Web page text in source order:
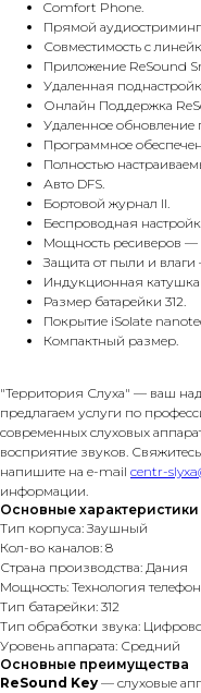
Comfort Phone.
Прямой
Совместимость с
Приложение ReSound
Удаленная
Онлайн Поддержка
Удаленное
Программное
Полностью
Авто DFS.
Бортовой журнал II.
Беспроводная
Мощность ресиверов —
Защита от пыли и
Индукционная
Размер батарейки 312.
Покрытие iSolate
Компактный размер.
"Территория Слуха" — ваш
предлагаем услуги по
современных слуховых
восприятие звуков.
напишите на e-mail centr-
информации.
Основные характеристики
Тип корпуса: Заушный
Кол-во каналов: 8
Страна производства: Дания
Мощность: Технология
Тип батарейки: 312
Тип обработки звука:
Уровень аппарата: Средний
Основные преимущества
ReSound Key — слуховые